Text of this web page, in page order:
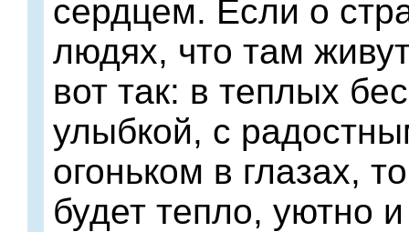
сердцем. Если о
людях, что там
вот так: в теплых
улыбкой, с
огоньком в глазах,
будет тепло, уютно